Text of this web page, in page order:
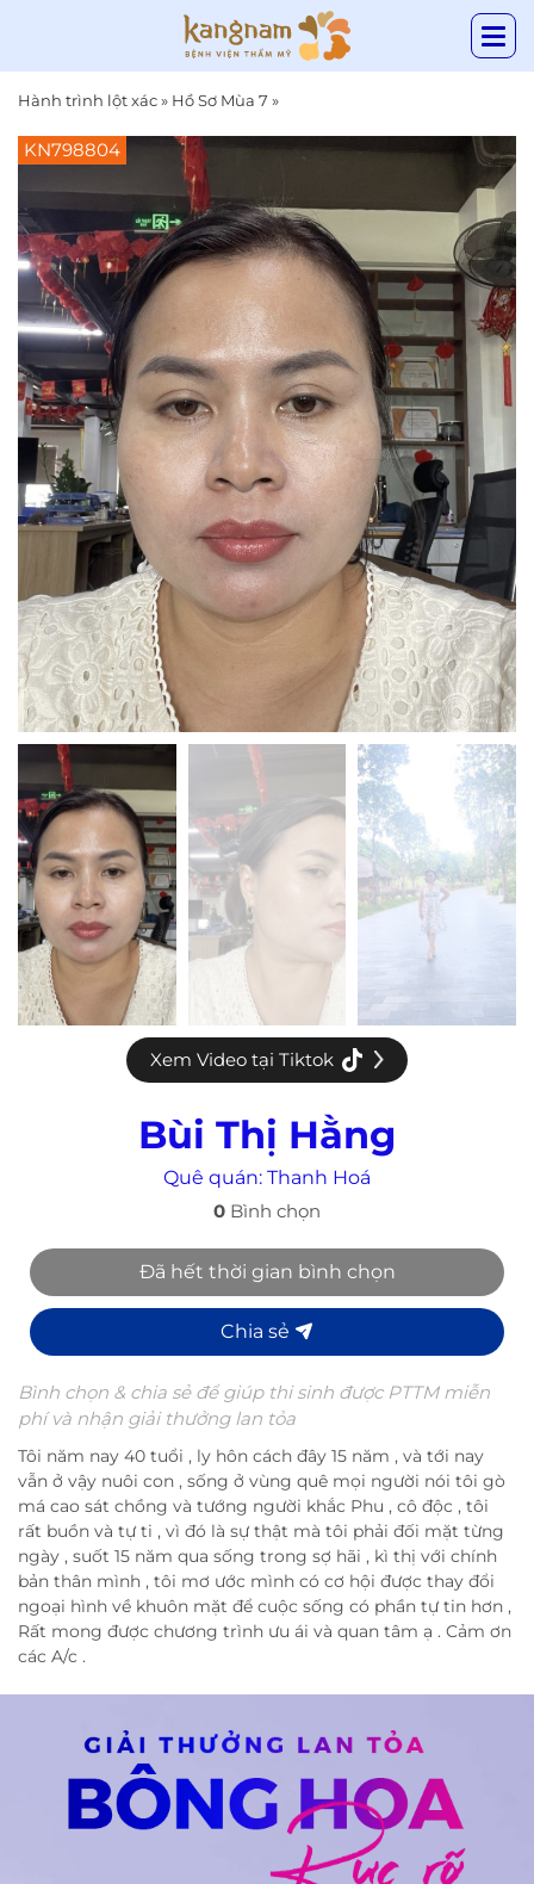
Hành trình lột xác» Hồ Sơ Mùa 7 »
KN798804
Xem Video tại Tiktok
Bùi Thị Hằng
Quê quán: Thanh Hoá
0 Bình chọn
Đã hết thời gian bình chọn
Chia sẻ
Bình chọn & chia sẻ để giúp thi sinh được PTTM miễn
phí và nhận giải thưởng lan tỏa
Tôi năm nay 40 tuổi , ly hôn cách đây 15 năm , và tới nay
vẫn ở vậy nuôi con , sống ở vùng quê mọi người nói tôi gò
má cao sát chồng và tướng người khắc Phu , cô độc , tôi
rất buồn và tự ti , vì đó là sự thật mà tôi phải đối mặt từng
ngày , suốt 15 năm qua sống trong sợ hãi , kì thị với chính
bản thân mình , tôi mơ ước mình có cơ hội được thay đổi
ngoại hình về khuôn mặt để cuộc sống có phần tự tin hơn ,
Rất mong được chương trình ưu ái và quan tâm ạ . Cảm ơn
các A/c .